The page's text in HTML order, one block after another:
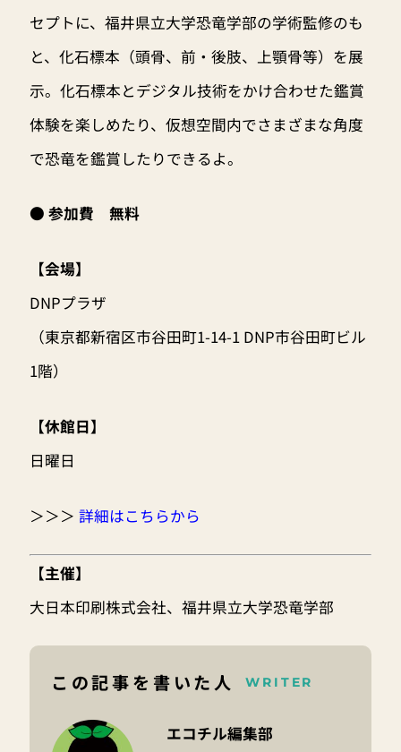
セプトに、福井県立大学恐竜学部の学術監修のも
と、化石標本（頭骨、前・後肢、上顎骨等）を展
示。化石標本とデジタル技術をかけ合わせた鑑賞
体験を楽しめたり、仮想空間内でさまざまな角度
で恐竜を鑑賞したりできるよ。
● 参加費 無料
【会場】
DNPプラザ
（東京都新宿区市谷田町1-14-1 DNP市谷田町ビル
1階）
【休館日】
日曜日
＞＞＞ 詳細はこちらから
【主催】
大日本印刷株式会社、福井県立大学恐竜学部
この記事を書いた人 WRITER
エコチル編集部